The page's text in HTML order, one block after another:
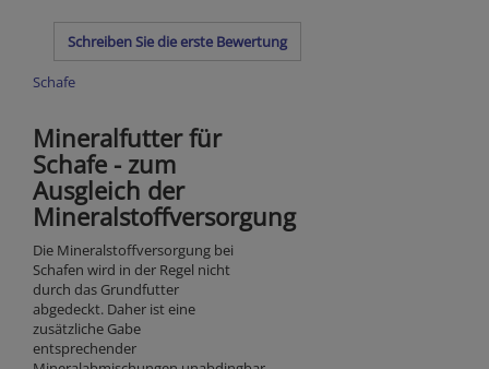
Schreiben Sie die erste Bewertung
Schafe
Mineralfutter für
Schafe - zum
Ausgleich der
Mineralstoffversorgung
Die Mineralstoffversorgung bei
Schafen wird in der Regel nicht
durch das Grundfutter
abgedeckt. Daher ist eine
zusätzliche Gabe
entsprechender